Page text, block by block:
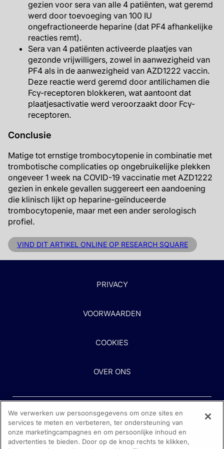
gezien voor sera van alle 4 patiënten, wat geremd
werd door toevoeging van 100 IU
ongefractioneerde heparine (dat PF4 afhankelijke
reacties remt).
Sera van 4 patiënten activeerde plaatjes van
gezonde vrijwilligers, zowel in aanwezigheid van
PF4 als in de aanwezigheid van AZD1222 vaccin.
Deze reactie werd geremd door antilichamen die
Fcγ-receptoren blokkeren, wat aantoont dat
plaatjesactivatie werd veroorzaakt door Fcγ-
receptoren.
Conclusie
Matige tot ernstige trombocytopenie in combinatie met
trombotische complicaties op ongebruikelijke plekken
ongeveer 1 week na COVID-19 vaccinatie met AZD1222
gezien in enkele gevallen suggereert een aandoening
die klinisch lijkt op heparine-geïnduceerde
trombocytopenie, maar met een ander serologisch
profiel.
VIND DIT ARTIKEL ONLINE OP RESEARCH SQUARE
PRIVACY
VOORWAARDEN
COOKIES
OVER ONS
We verwerken uw persoonsgegevens om onze sites en
services te meten en verbeteren, ter ondersteuning van
onze marketingcampagnes en om persoonlijke inhoud en
advertenties te bieden. Door op de knop rechts te klikken,